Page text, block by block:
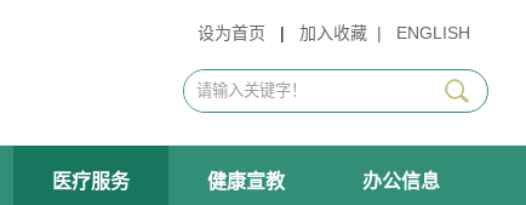
设为首页 | 加入收藏 | ENGLISH
医疗服务 健康宣教 办公信息